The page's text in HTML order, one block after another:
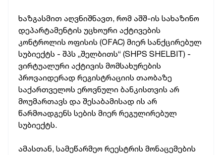
ხაზგასმით აღვნიშნავთ, რომ აშშ-ის სახაზინო
დეპარტამენტის უცხოური აქტივების
კონტროლის ოფისის (OFAC) მიერ სანქცირებულ
სუბიექტს - შპს „შელბითს“ (SHPS SHELBIT) -
ვირტუალური აქტივის მომსახურების
პროვაიდერად რეგისტრაციის თაობაზე
საქართველოს ეროვნული ბანკისთვის არ
მოუმართავს და შესაბამისად ის არ
წარმოადგენს სების მიერ რეგულირებულ
სუბიექტს.
ამასთან, სამეწარმეო რეესტრის მონაცემების